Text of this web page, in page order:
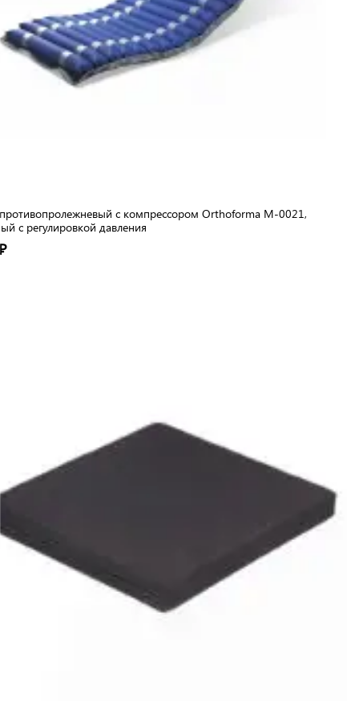
с компрессором Orthoforma М-0021,
с регулировкой давления